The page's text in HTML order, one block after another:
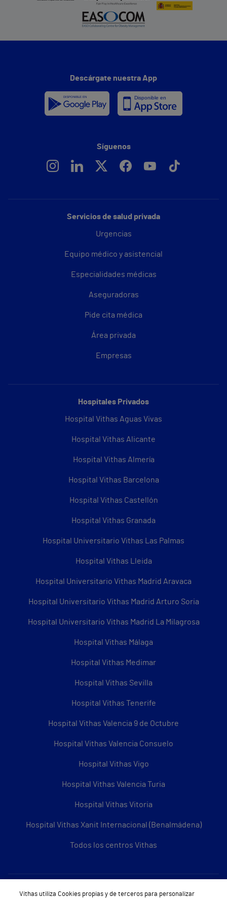
Servicios de salud privada
Urgencias
Equipo médico y asistencial
Especialidades médicas
Aseguradoras
Pide cita médica
Área privada
Empresas
Hospitales Privados
Hospital Vithas Aguas Vivas
Hospital Vithas Alicante
Hospital Vithas Almería
Hospital Vithas Barcelona
Hospital Vithas Castellón
Hospital Vithas Granada
Hospital Universitario Vithas Las Palmas
Hospital Vithas Lleida
Hospital Universitario Vithas Madrid Aravaca
Hospital Universitario Vithas Madrid Arturo Soria
Hospital Universitario Vithas Madrid La Milagrosa
Hospital Vithas Málaga
Hospital Vithas Medimar
Hospital Vithas Sevilla
Hospital Vithas Tenerife
Hospital Vithas Valencia 9 de Octubre
Hospital Vithas Valencia Consuelo
Hospital Vithas Vigo
Hospital Vithas Valencia Turia
Hospital Vithas Vitoria
Hospital Vithas Xanit Internacional (Benalmádena)
Todos los centros Vithas
Sobre Vithas
Descárgate nuestra App
Síguenos
Vithas utiliza Cookies propias y de terceros para personalizar